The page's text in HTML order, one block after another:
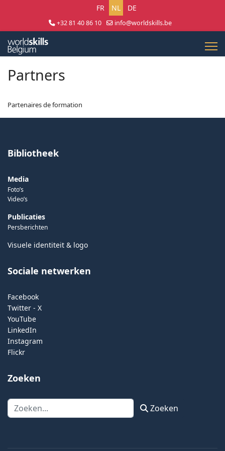
Selecteer uw taal
FR NL DE
+32 81 40 86 10
info@worldskills.be
Partners
Partenaires de formation
Bibliotheek
Media
Foto’s
Video’s
Publicaties
Persberichten
Visuele identiteit & logo
Sociale netwerken
Facebook
Twitter - X
YouTube
LinkedIn
Instagram
Flickr
Zoeken
Zoeken Zoeken